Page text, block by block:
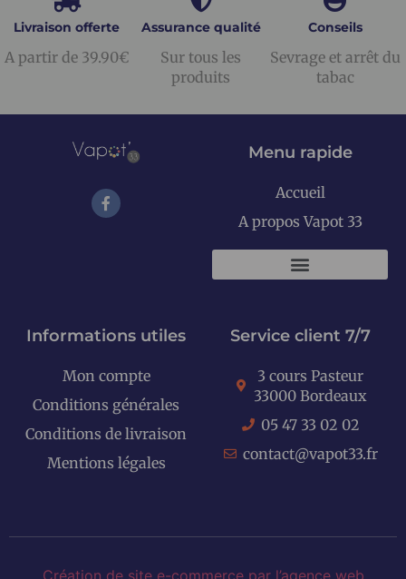
Livraison offerte
A partir de 39.90€
Assurance qualité
Sur tous les
produits
Conseils
Sevrage et arrêt du
tabac
Menu rapide
Accueil
A propos Vapot 33
Informations utiles
Mon compte
Conditions générales
Conditions de livraison
Mentions légales
Service client 7/7
3 cours Pasteur
33000 Bordeaux
05 47 33 02 02
contact@vapot33.fr
Création de site e-commerce par l’agence web